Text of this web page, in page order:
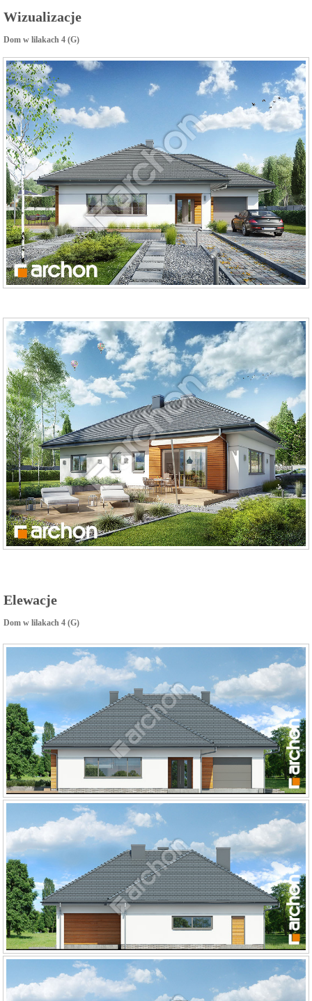
Wizualizacje
Dom w lilakach 4 (G)
Elewacje
Dom w lilakach 4 (G)